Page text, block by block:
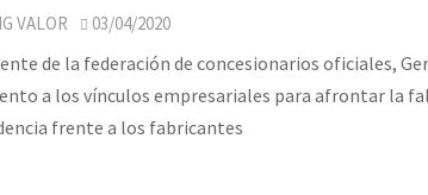
VALOR 03/04/2020
de la federación de concesionarios oficiales,
a los vínculos empresariales para afrontar la
frente a los fabricantes